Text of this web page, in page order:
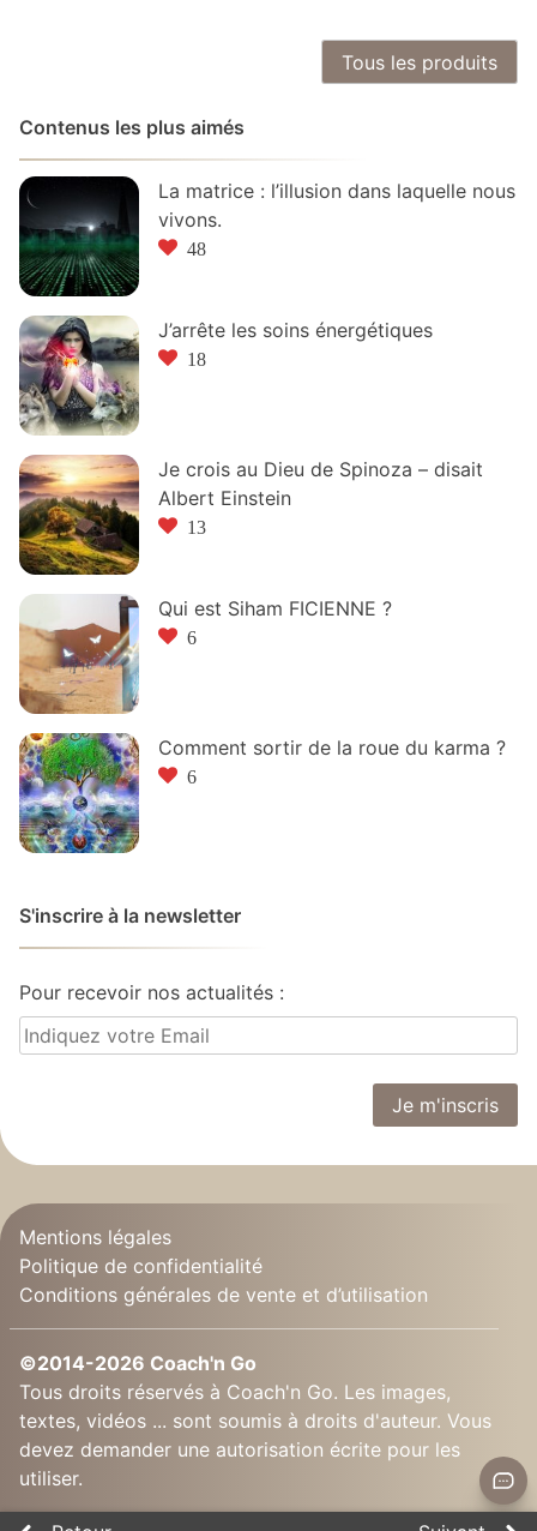
Tous les produits
Contenus les plus aimés
La matrice : l’illusion dans laquelle nous
vivons.
48
J’arrête les soins énergétiques
18
Je crois au Dieu de Spinoza – disait
Albert Einstein
13
Qui est Siham FICIENNE ?
6
Comment sortir de la roue du karma ?
6
S'inscrire à la newsletter
Pour recevoir nos actualités :
Mentions légales
Politique de confidentialité
Conditions générales de vente et d’utilisation
©2014-2026 Coach'n Go
Tous droits réservés à Coach'n Go. Les images,
textes, vidéos ... sont soumis à droits d'auteur. Vous
devez demander une autorisation écrite pour les
utiliser.